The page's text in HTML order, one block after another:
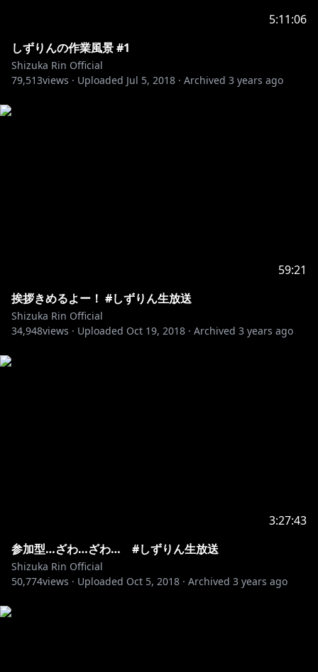
5:11:06
しずりんの作業風景 #1
Shizuka Rin Official
79,513views · Uploaded Jul 5, 2018 · Archived 3 years ago
59:21
挨拶きめるよー！ #しずりん生放送
Shizuka Rin Official
34,948views · Uploaded Oct 19, 2018 · Archived 3 years ago
3:27:43
参加型…ざわ…ざわ… #しずりん生放送
Shizuka Rin Official
50,774views · Uploaded Oct 5, 2018 · Archived 3 years ago